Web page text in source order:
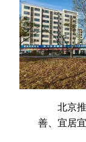
北京推
善、宜居